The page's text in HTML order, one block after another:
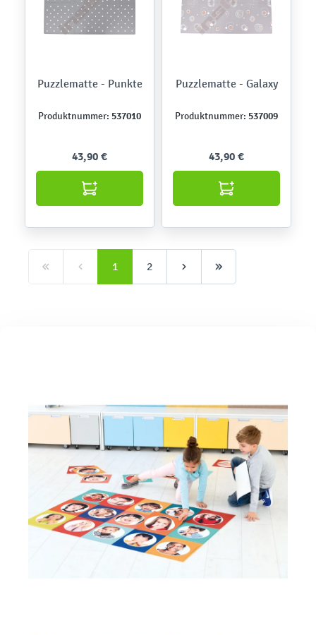
Puzzlematte - Punkte
Produktnummer: 537010
43,90 €
Puzzlematte - Galaxy
Produktnummer: 537009
43,90 €
1 2